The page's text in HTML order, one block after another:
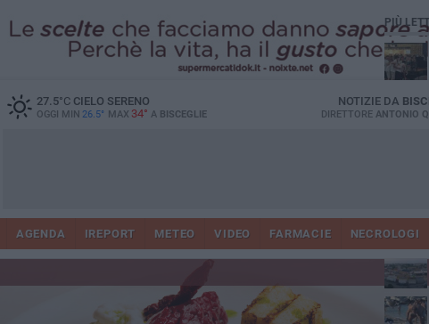
27.5°CCIELO SERENO
OGGI MIN 26.5° MAX 34° A BISCEGLIE
NOTIZIE DA
DIRETTORE ANTONIO
AGENDA IREPORT METEO VIDEO FARMACIE NECROLOGI
PIÙ